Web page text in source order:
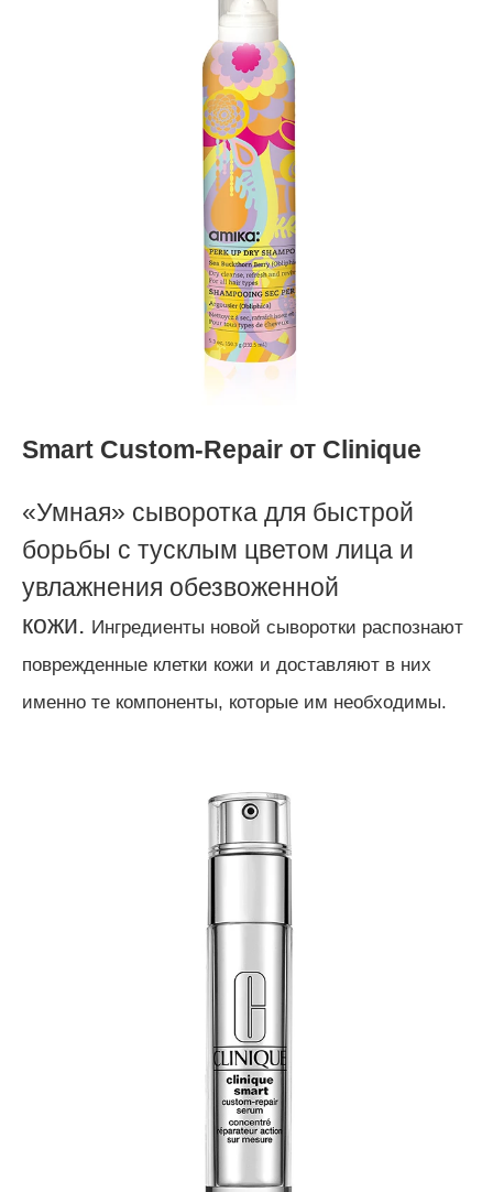
Smart Custom-Repair от Clinique
«Умная» сыворотка для быстрой
борьбы с тусклым цветом лица и
увлажнения обезвоженной
кожи. Ингредиенты новой сыворотки распознают
поврежденные клетки кожи и доставляют в них
именно те компоненты, которые им необходимы.